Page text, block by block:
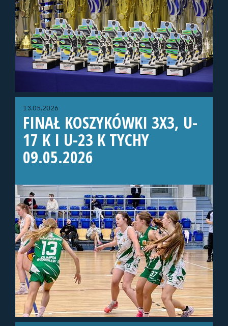
13.05.2026
FINAŁ KOSZYKÓWKI 3X3, U-
17 K I U-23 K TYCHY
09.05.2026